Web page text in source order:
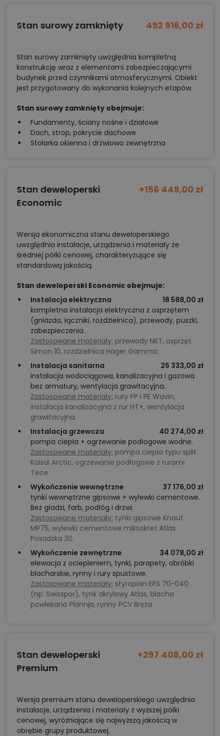
Stan surowy zamknięty 492 916,00 zł
Stan surowy zamknięty uwzględnia kompletną
konstrukcję wraz z elementami zabezpieczającymi
budynek przed czynnikami atmosferycznymi. Obiekt
jest przygotowany do wykonania kolejnych etapów.
Stan surowy zamknięty obejmuje:
Fundamenty, ściany nośne i działowe
Dach, strop, pokrycie dachowe
Stolarka okienna i drzwiowa zewnętrzna
Stan deweloperski
Economic
+156 449,00 zł
Wersja ekonomiczna stanu deweloperskiego
uwzględnia instalacje, urządzenia i materiały ze
średniej półki cenowej, charakteryzujące się
standardową jakością.
Stan deweloperski Economic obejmuje:
Instalacja elektryczna
18 588,00 zł
kompletna instalacja elektryczna z osprzętem
(gniazda, łączniki, rozdzielnica), przewody, puszki,
zabezpieczenia.
Zastosowane materiały: przewody NKT, osprzęt
Simon 10, rozdzielnica Hager Gamma.
Instalacja sanitarna
26 333,00 zł
instalacja wodociągowa, kanalizacyjna i gazowa
bez armatury, wentylacja grawitacyjna.
Zastosowane materiały: rury PP i PE Wavin,
instalacja kanalizacyjna z rur HT+, wentylacja
grawitacyjna.
Instalacja grzewcza
40 274,00 zł
pompa ciepła + ogrzewanie podłogowe wodne.
Zastosowane materiały: pompa ciepła typu split
Kaisai Arctic, ogrzewanie podłogowe z rurami
Tece.
Wykończenie wewnętrzne
37 176,00 zł
tynki wewnętrzne gipsowe + wylewki cementowe.
Bez gładzi, farb, podłóg i drzwi.
Zastosowane materiały: tynki gipsowe Knauf
MP75, wylewki cementowe miksokret Atlas
Posadzka 20.
Wykończenie zewnętrzne
34 078,00 zł
elewacja z ociepleniem, tynki, parapety, obróbki
blacharskie, rynny i rury spustowe.
Zastosowane materiały: styropian EPS 70-040
(np. Swisspor), tynk akrylowy Atlas, blacha
powlekana Plannja, rynny PCV Bryza.
Stan deweloperski
Premium
+297 408,00 zł
Wersja premium stanu deweloperskiego uwzględnia
instalacje, urządzenia i materiały z wyższej półki
cenowej, wyróżniające się najwyższą jakością w
obrębie grupy produktowej.